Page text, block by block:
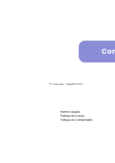
© Copyright - AppASO 2025
Mention Légales
Politique de Cookies
Politique de Confidentialité